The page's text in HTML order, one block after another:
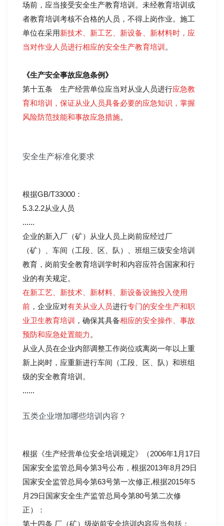
场前，应当接受安全生产教育培训。未经教育培训或
者教育培训考核不合格的人员，不得上岗作业。施工
单位在采用新技术、新工艺、新设备、新材料时，应
当对作业人员进行相应的安全生产教育培训 。
《生产安全事故应急条例》
第十五条 生产经营单位应当对从业人员进行应急教
育和培训，保证从业人员具备必要的应急知识，掌握
风险防范技能和事故应急措施。
安全生产标准化要求
根据GB/T33000：
5.3.2.2从业人员
......
企业的新入厂（矿）从业人员上岗前应经过厂
（矿）、车间（工段、区、队）、班组三级安全培训
教育，岗前安全教育培训学时和内容应符合国家和行
业的有关规定。
在新工艺、新技术、新材料、新设备设施投入使用
前 ，企业应对有关从业人员进行专门的安全生产和职
业卫生教育培训 ，确保其具备相应的安全操作、事故
预防和应急处置能力 。
从业人员在企业内部调整工作岗位或离岗一年以上重
新上岗时，应重新进行车间（工段、区、队）和班组
级的安全教育培训。
......
五类企业增加哪些培训内容？
根据《生产经营单位安全培训规定》（2006年1月17日
国家安全监管总局令第3号公布，根据2013年8月29日
国家安全监管总局令第63号第一次修正,根据2015年5
月29日国家安全生产监管总局令第80号第二次修
正）：
第十四条 厂（矿）级岗前安全培训内容应当包括：